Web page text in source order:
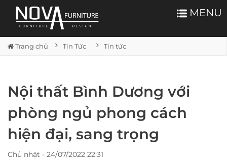
MENU
Trang chủ Tin Tức Tin tức
Nội thất Bình Dương với
phòng ngủ phong cách
hiện đại, sang trọng
Chủ nhật - 24/07/2022 22:31